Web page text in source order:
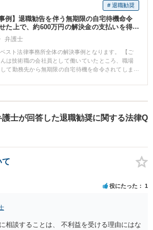
# 退職勧奨
事例】退職勧告を伴う無期限の自宅待機命令
た上で、約600万円の解決金の支払いを得
弁護士
スト法律事務所全体の解決事例となります。 【ご
は技術職の会社員として働いていたところ、職場
て勤務先から無期限の自宅待機を命令されてしま
点は改善するので職場に復帰させてほしいと勤務先
たことから、職場に復帰してこのまま働き続けた
した。 ただ、今回このような一方的な対応をされ
けることへの不安も感じられ、弁護士にご相談い
と自体は事実でしたが、トラブルの相手方の主張
も多いにも関わらず、会社が十分な調査をしない
いている状態であるとのことでした。 【ベリーベ
さんのお話からすると、勤務先からの自宅待機命
性があると考えられました。 そこで、どのような
を第一として考えたいということになりました。
んへの対応が非常に頑なであったこと、Aさんの技
のであったことから、復職するよりも有利な条件
職を前提とする和解も視野に入れるという方針を
士が回答した退職勧奨に関する法律Q
役にたった 1
相談することは、 不利益を受ける理由にはな